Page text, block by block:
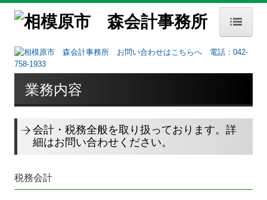
HOME
事務所案内
事務所概要
交通案内
セミナー案内
業務内容
会計・税務全般を取り扱っております。詳
細はお問い合わせください。
税務会計